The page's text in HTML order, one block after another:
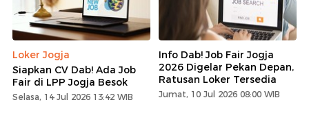
Loker Jogja
Siapkan CV Dab! Ada Job
Fair di LPP Jogja Besok
Selasa, 14 Jul 2026 13:42 WIB
Info Dab! Job Fair Jogja
2026 Digelar Pekan Depan,
Ratusan Loker Tersedia
Jumat, 10 Jul 2026 08:00 WIB